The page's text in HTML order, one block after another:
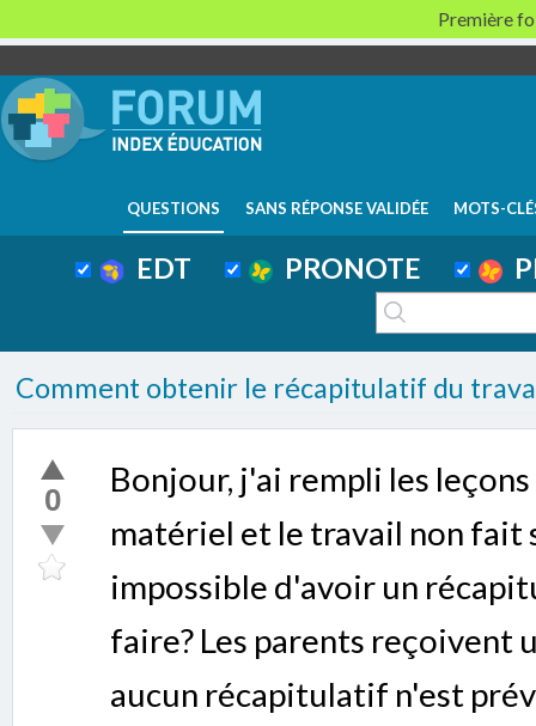
QUESTIONS SANS RÉPONSE VALIDÉE MOTS-
EDT PRONOTE
Comment obtenir le récapitulatif du
0
Bonjour, j'ai rempli les
matériel et le travail non fait
impossible d'avoir un
faire? Les parents reçoivent
aucun récapitulatif n'est
Première